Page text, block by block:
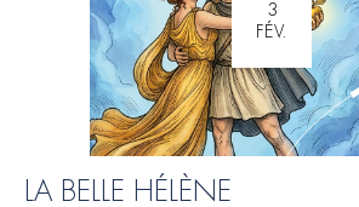
3
FÉV.
LA BELLE HÉLÈNE